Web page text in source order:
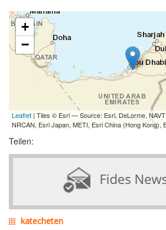
+
−
Leaflet | Tiles © Esri — Source: Esri, DeLorme,
NRCAN, Esri Japan, METI, Esri China (Hong Kong),
Teilen:
katecheten